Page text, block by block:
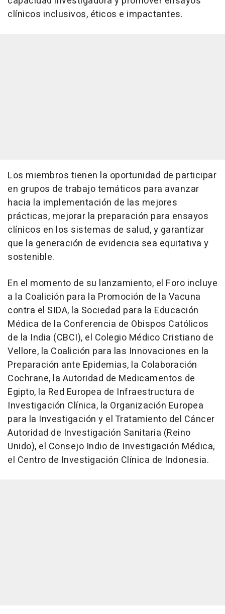
clínicos inclusivos, éticos e impactantes.
Los miembros tienen la oportunidad de participar
en grupos de trabajo temáticos para avanzar
hacia la implementación de las mejores
prácticas, mejorar la preparación para ensayos
clínicos en los sistemas de salud, y garantizar
que la generación de evidencia sea equitativa y
sostenible.
En el momento de su lanzamiento, el Foro incluye
a la Coalición para la Promoción de la Vacuna
contra el SIDA, la Sociedad para la Educación
Médica de la Conferencia de Obispos Católicos
de la India (CBCI), el Colegio Médico Cristiano de
Vellore, la Coalición para las Innovaciones en la
Preparación ante Epidemias, la Colaboración
Cochrane, la Autoridad de Medicamentos de
Egipto, la Red Europea de Infraestructura de
Investigación Clínica, la Organización Europea
para la Investigación y el Tratamiento del Cáncer
Autoridad de Investigación Sanitaria (Reino
Unido), el Consejo Indio de Investigación Médica,
el Centro de Investigación Clínica de Indonesia.